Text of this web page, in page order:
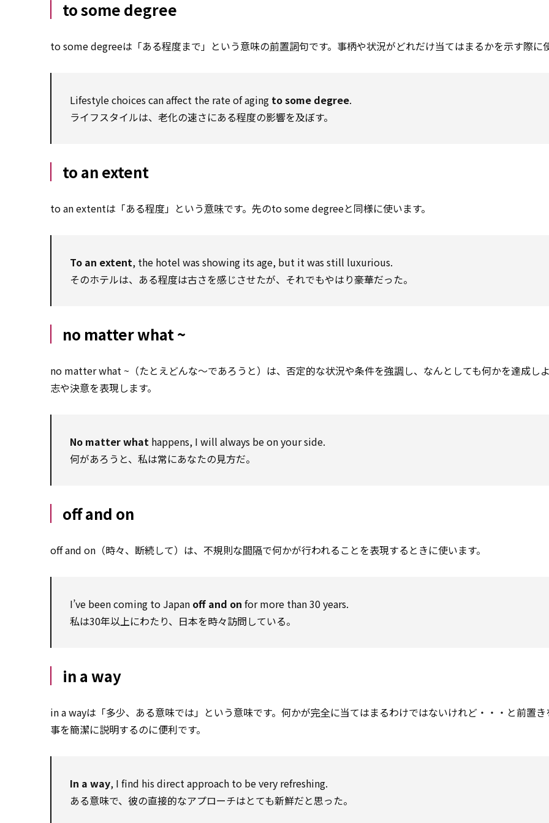
to some degree
to some degreeは「ある程度まで」という意味の前置詞句です。事柄や状況がどれだけ当てはまるかを示す際に
Lifestyle choices can affect the rate of aging to some degree.
ライフスタイルは、老化の速さにある程度の影響を及ぼす。
to an extent
to an extentは「ある程度」という意味です。先のto some degreeと同様に使います。
To an extent, the hotel was showing its age, but it was still luxurious.
そのホテルは、ある程度は古さを感じさせたが、それでもやはり豪華だった。
no matter what ~
no matter what ~（たとえどんな～であろうと）は、否定的な状況や条件を強調し、なんとしても何かを達成し
志や決意を表現します。
No matter what happens, I will always be on your side.
何があろうと、私は常にあなたの見方だ。
off and on
off and on（時々、断続して）は、不規則な間隔で何かが行われることを表現するときに使います。
I’ve been coming to Japan off and on for more than 30 years.
私は30年以上にわたり、日本を時々訪問している。
in a way
in a wayは「多少、ある意味では」という意味です。何かが完全に当てはまるわけではないけれど・・・と前置
事を簡潔に説明するのに便利です。
In a way, I find his direct approach to be very refreshing.
ある意味で、彼の直接的なアプローチはとても新鮮だと思った。